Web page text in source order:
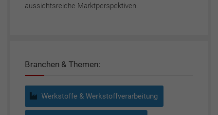
aussichtsreiche Marktperspektiven.
Branchen & Themen:
Werkstoffe & Werkstoffverarbeitung